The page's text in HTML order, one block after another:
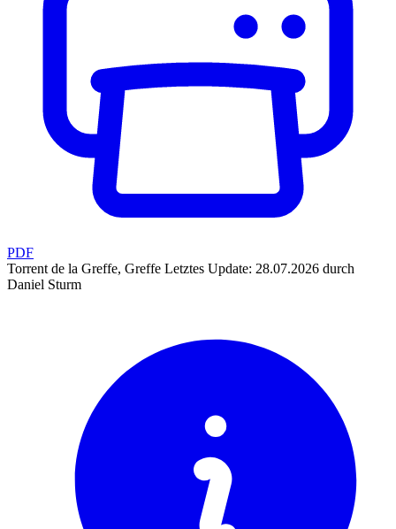
PDF
Torrent de la Greffe, Greffe Letztes Update: 28.07.2026 durch
Daniel Sturm